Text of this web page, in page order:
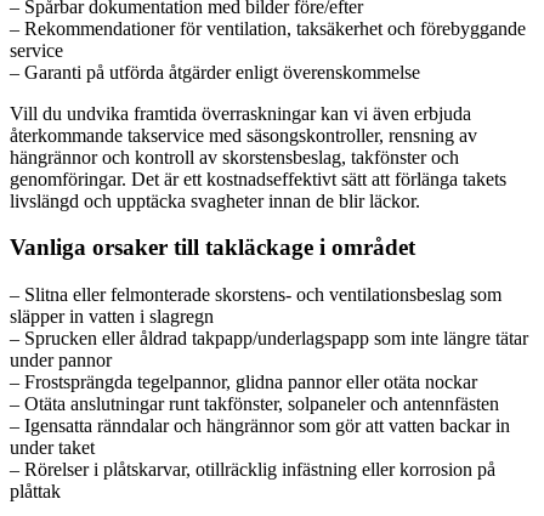
– Spårbar dokumentation med bilder före/efter
– Rekommendationer för ventilation, taksäkerhet och förebyggande
service
– Garanti på utförda åtgärder enligt överenskommelse
Vill du undvika framtida överraskningar kan vi även erbjuda
återkommande takservice med säsongskontroller, rensning av
hängrännor och kontroll av skorstensbeslag, takfönster och
genomföringar. Det är ett kostnadseffektivt sätt att förlänga takets
livslängd och upptäcka svagheter innan de blir läckor.
Vanliga orsaker till takläckage i området
– Slitna eller felmonterade skorstens- och ventilationsbeslag som
släpper in vatten i slagregn
– Sprucken eller åldrad takpapp/underlagspapp som inte längre tätar
under pannor
– Frostsprängda tegelpannor, glidna pannor eller otäta nockar
– Otäta anslutningar runt takfönster, solpaneler och antennfästen
– Igensatta ränndalar och hängrännor som gör att vatten backar in
under taket
– Rörelser i plåtskarvar, otillräcklig infästning eller korrosion på
plåttak